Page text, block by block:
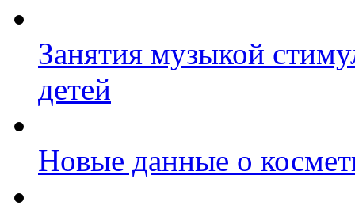
Занятия музыкой
детей
Новые данные о